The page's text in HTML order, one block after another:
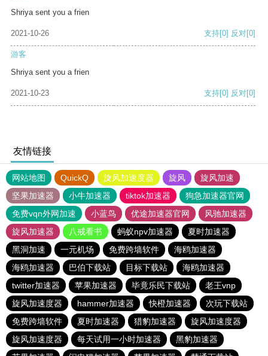
Shriya sent you a frien
2021-10-26 支持[0] 反对[0]
游客
Shriya sent you a frien
2021-10-23 支持[0] 反对[0]
友情链接
网站地图 QuickQ 旋风加速度器 旋风
旋风加速
坚果加速器
小牛加速器 tiktok加速器
狗急加速器官网
免费vqn外网加速
小蓝鸟 优途加速器官网
风驰加速器
旋风加速器
八戒看书 蚂蚁npv加速器
夏时加速器
黑洞加速
一元机场 免费跨墙软件
海鸥加速器
海鸥加速器
巴伯下载站 目标下载站
海鸥加速器
twitter加速器
苹果加速器 毕竟乐民下载站
老王vnp
旋风加速度器
hammer加速器 快橙加速器
次玩下载站
免费跨墙软件
夏时加速器 猎豹加速器
旋风加速度器
旋风加速度器
每天试用一小时加速器
黑豹加速器